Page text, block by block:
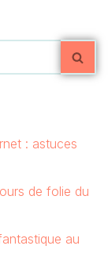
: astuces
de folie du
au